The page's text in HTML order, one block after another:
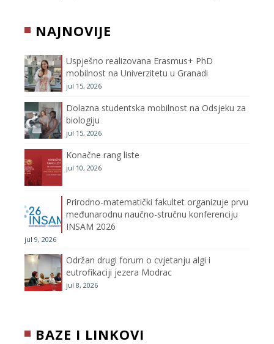
o
o
k
e
r
r
e
e
NAJNOVIJE
Uspješno realizovana Erasmus+ PhD
mobilnost na Univerzitetu u Granadi
jul 15, 2026
Dolazna studentska mobilnost na Odsjeku za
biologiju
jul 15, 2026
Konačne rang liste
jul 10, 2026
Prirodno-matematički fakultet organizuje prvu
međunarodnu naučno-stručnu konferenciju
INSAM 2026
jul 9, 2026
Održan drugi forum o cvjetanju algi i
eutrofikaciji jezera Modrac
jul 8, 2026
BAZE I LINKOVI